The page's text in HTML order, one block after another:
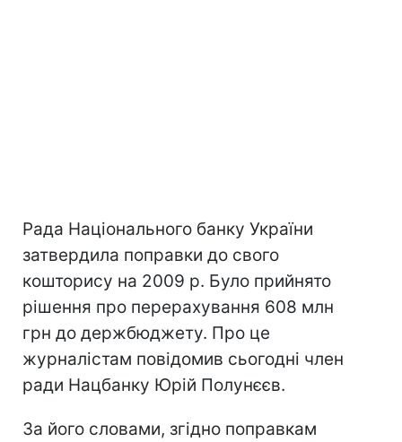
Рада Національного банку України
затвердила поправки до свого
кошторису на 2009 р. Було прийнято
рішення про перерахування 608 млн
грн до держбюджету. Про це
журналістам повідомив сьогодні член
ради Нацбанку Юрій Полунєєв.
За його словами, згідно поправкам